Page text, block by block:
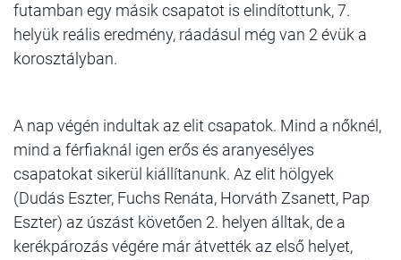
futamban egy másik csapatot is elindítottunk, 7.
helyük reális eredmény, ráadásul még van 2 évük a
korosztályban.
A nap végén indultak az elit csapatok. Mind a nőknél,
mind a férfiaknál igen erős és aranyesélyes
csapatokat sikerül kiállítanunk. Az elit hölgyek
(Dudás Eszter, Fuchs Renáta, Horváth Zsanett, Pap
Eszter) az úszást követően 2. helyen álltak, de a
kerékpározás végére már átvették az első helyet,